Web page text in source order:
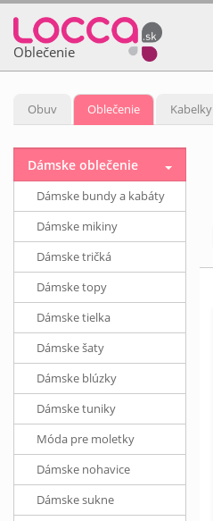
Oblečenie
Obuv Oblečenie Kabelky
Dámske oblečenie
Dámske bundy a kabáty
Dámske mikiny
Dámske tričká
Dámske topy
Dámske tielka
Dámske šaty
Dámske blúzky
Dámske tuniky
Móda pre moletky
Dámske nohavice
Dámske sukne